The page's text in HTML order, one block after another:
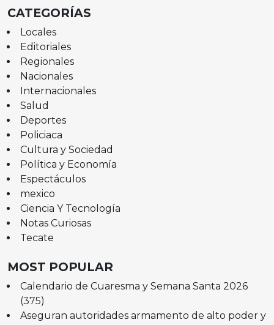
CATEGORÍAS
Locales
Editoriales
Regionales
Nacionales
Internacionales
Salud
Deportes
Policiaca
Cultura y Sociedad
Política y Economía
Espectáculos
mexico
Ciencia Y Tecnología
Notas Curiosas
Tecate
MOST POPULAR
Calendario de Cuaresma y Semana Santa 2026
(375)
Aseguran autoridades armamento de alto poder y